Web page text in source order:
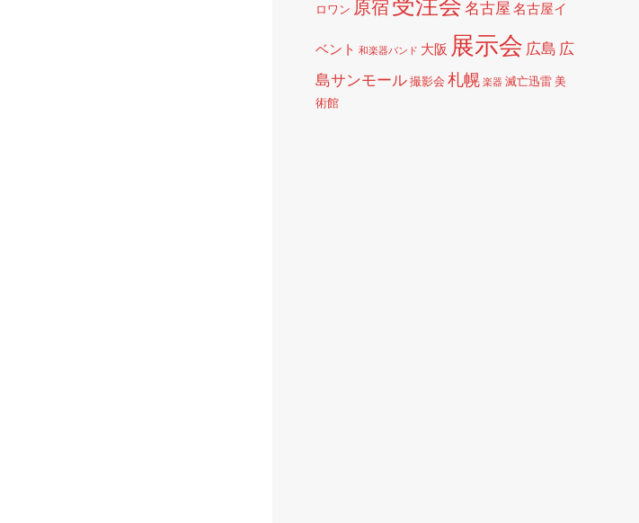
ロワン 原宿 名古屋 名古屋イ
ベント 和楽器バンド 大阪 展示会 広島 広
島サンモール撮影会 札幌 楽器 滅亡迅雷美
術館